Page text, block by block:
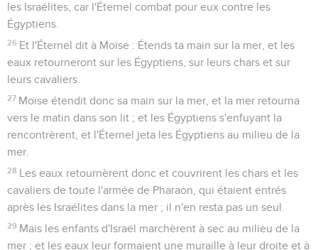
les Israélites, car l'Éternel combat pour eux contre les
Égyptiens.
26 Et l'Éternel dit à Moïse : Étends ta main sur la mer, et les
eaux retourneront sur les Égyptiens, sur leurs chars et sur
leurs cavaliers.
27 Moïse étendit donc sa main sur la mer, et la mer retourna
vers le matin dans son lit ; et les Égyptiens s'enfuyant la
rencontrèrent, et l'Éternel jeta les Égyptiens au milieu de la
mer.
28 Les eaux retournèrent donc et couvrirent les chars et les
cavaliers de toute l'armée de Pharaon, qui étaient entrés
après les Israélites dans la mer ; il n'en resta pas un seul.
29 Mais les enfants d'Israël marchèrent à sec au milieu de la
mer ; et les eaux leur formaient une muraille à leur droite et à